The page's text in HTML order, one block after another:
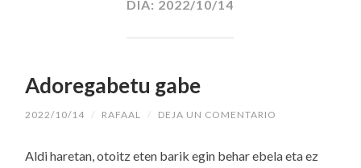
DÍA: 2022/10/14
Adoregabetu gabe
2022/10/14 / RAFAAL / DEJA UN COMENTARIO
Aldi haretan, otoitz eten barik egin behar ebela eta ez